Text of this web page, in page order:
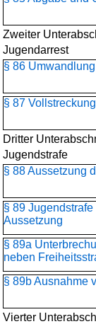
Zweiter
Jugendarrest
§ 86
§ 87
Dritter
Jugendstrafe
§ 88 Aussetzung
§ 89
Aussetzung
§ 89a
neben
§ 89b Ausnahme
Vierter